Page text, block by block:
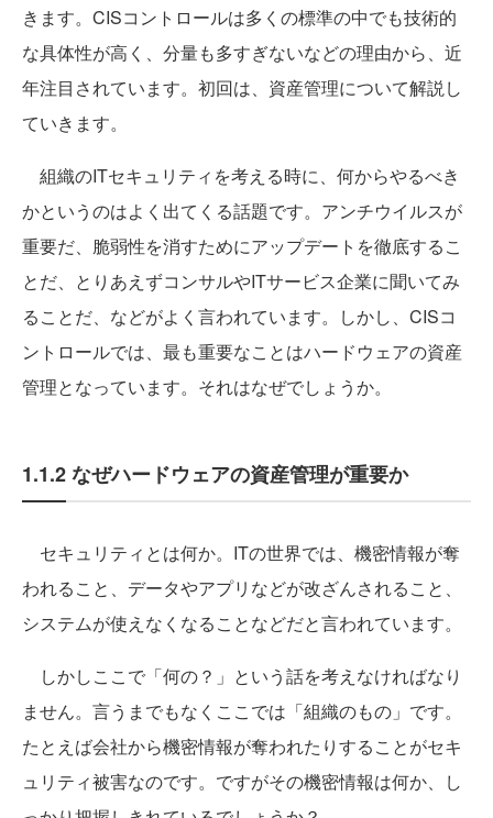
きます。CISコントロールは多くの標準の中でも技術的
な具体性が高く、分量も多すぎないなどの理由から、近
年注目されています。初回は、資産管理について解説し
ていきます。
組織のITセキュリティを考える時に、何からやるべき
かというのはよく出てくる話題です。アンチウイルスが
重要だ、脆弱性を消すためにアップデートを徹底するこ
とだ、とりあえずコンサルやITサービス企業に聞いてみ
ることだ、などがよく言われています。しかし、CISコ
ントロールでは、最も重要なことはハードウェアの資産
管理となっています。それはなぜでしょうか。
1.1.2 なぜハードウェアの資産管理が重要か
セキュリティとは何か。ITの世界では、機密情報が奪
われること、データやアプリなどが改ざんされること、
システムが使えなくなることなどだと言われています。
しかしここで「何の？」という話を考えなければなり
ません。言うまでもなくここでは「組織のもの」です。
たとえば会社から機密情報が奪われたりすることがセキ
ュリティ被害なのです。ですがその機密情報は何か、し